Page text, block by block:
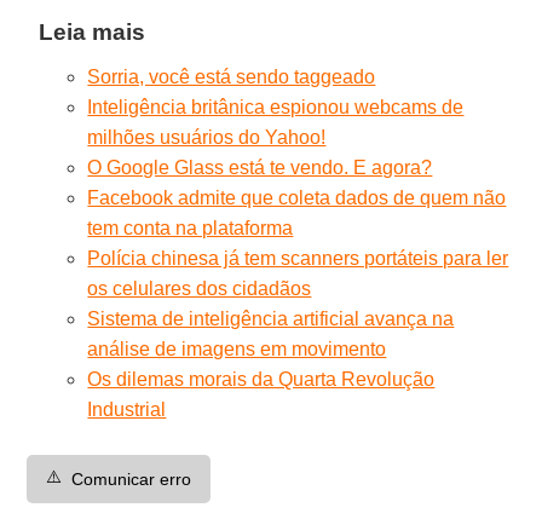
Leia mais
Sorria, você está sendo taggeado
Inteligência britânica espionou webcams de
milhões usuários do Yahoo!
O Google Glass está te vendo. E agora?
Facebook admite que coleta dados de quem não
tem conta na plataforma
Polícia chinesa já tem scanners portáteis para ler
os celulares dos cidadãos
Sistema de inteligência artificial avança na
análise de imagens em movimento
Os dilemas morais da Quarta Revolução
Industrial
⚠️ Comunicar erro